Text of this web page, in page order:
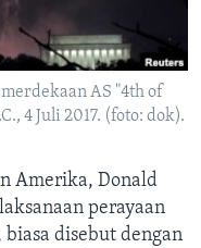
AS "4th of
4 Juli 2017. (foto: dok).
Amerika, Donald
perayaan
disebut dengan